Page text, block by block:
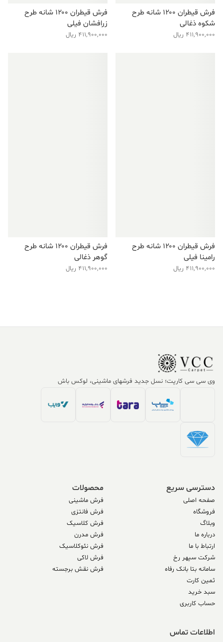
فرش قیطران ۱۲۰۰ شانه طرح
شکوه ذغالی
411,900,000 ریال
فرش قیطران ۱۲۰۰ شانه طرح
زرافشان فیلی
411,900,000 ریال
فرش قیطران ۱۲۰۰ شانه طرح
رامینا فیلی
411,900,000 ریال
فرش قیطران ۱۲۰۰ شانه طرح
گوهر ذغالی
411,900,000 ریال
وی سی سی کارپت؛ نسل جدید فرشهای ماشینی، لوکس باش
دسترسی سریع
صفحه اصلی
فروشگاه
وبلاگ
درباره ما
ارتباط با ما
شرکت سپهر رخ
سامانه بتا بانک رفاه
ثمین کارت
سبد خرید
حساب کاربری
محصولات
فرش ماشینی
فرش فانتزی
فرش کلاسیک
فرش مدرن
فرش نئوکلاسیک
فرش لاکی
فرش نقش برجسته
اطلاعات تماس